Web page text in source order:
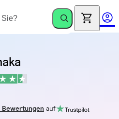
Bewertungen auf